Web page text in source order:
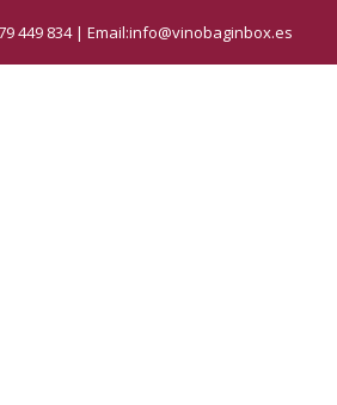
449 834 | Email:info@vinobaginbox.es